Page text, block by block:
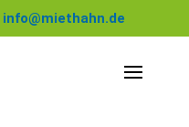
info@miethahn.de